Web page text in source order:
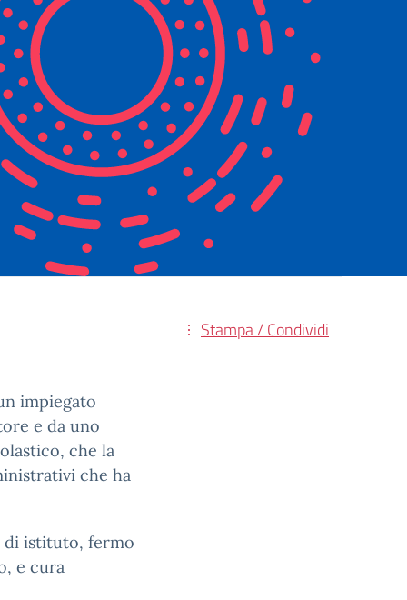
Stampa / Condividi
impiegato
e da uno
che la
che ha
di istituto, fermo
e cura